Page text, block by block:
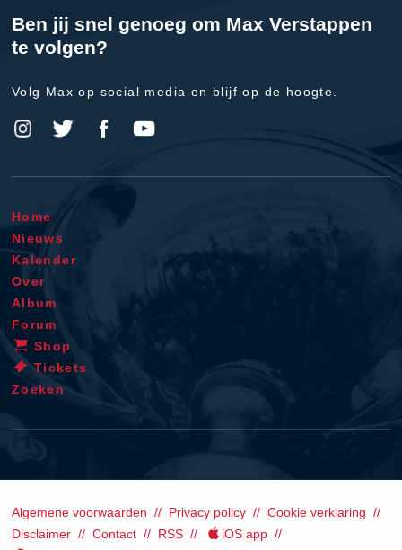
Ben jij snel genoeg om Max Verstappen
te volgen?
Volg Max op social media en blijf op de hoogte.
Home
Nieuws
Kalender
Over
Album
Forum
Shop
Tickets
Zoeken
Algemene voorwaarden Privacy policy
Cookie verklaring
Disclaimer
Contact RSS
iOS app